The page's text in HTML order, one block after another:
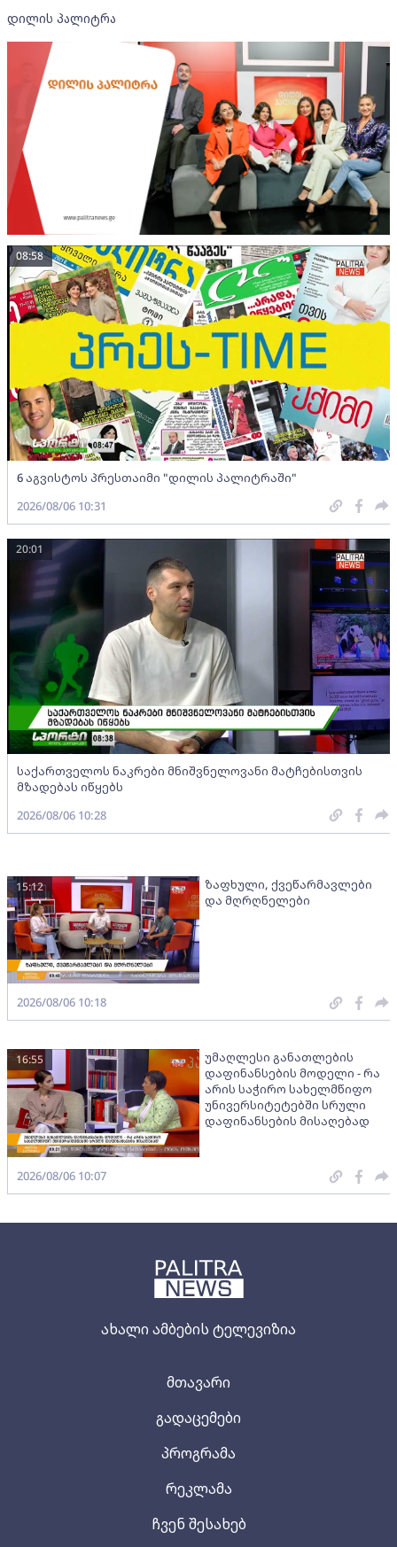
ახალი ამბების ტელევიზია
მთავარი
გადაცემები
პროგრამა
რეკლამა
ჩვენ შესახებ
დილის პალიტრა
6 აგვისტოს პრესთაიმი "დილის პალიტრაში"
08:58
2026/08/06 10:31
საქართველოს ნაკრები მნიშვნელოვანი მატჩებისთვის
მზადებას იწყებს
20:01
2026/08/06 10:28
ზაფხული, ქვეწარმავლები
და მღრღნელები
15:12
2026/08/06 10:18
უმაღლესი განათლების
დაფინანსების მოდელი - რა
არის საჭირო სახელმწიფო
უნივერსიტეტებში სრული
დაფინანსების მისაღებად
16:55
2026/08/06 10:07